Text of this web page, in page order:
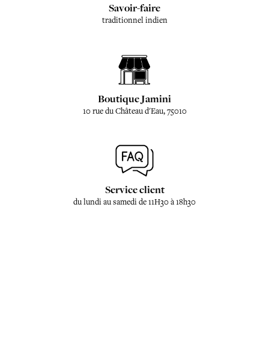
Savoir-faire
traditionnel indien
Boutique Jamini
10 rue du Château d'Eau, 75010
Service client
du lundi au samedi de 11H30 à 18h30